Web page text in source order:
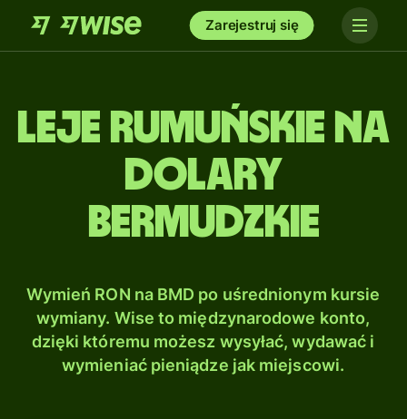
Zarejestruj się
Leje rumuńskie na
Dolary
bermudzkie
Wymień RON na BMD po uśrednionym kursie
wymiany. Wise to międzynarodowe konto,
dzięki któremu możesz wysyłać, wydawać i
wymieniać pieniądze jak miejscowi.